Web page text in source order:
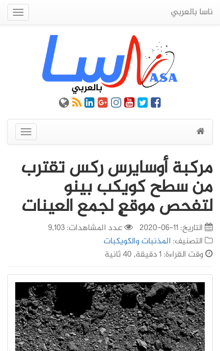
ناسا بالعربي
عرض
القائمة
مركبة أوسايرس ركس تقترب
من سطح كويكب بينو
لتفحص موقعٍ لجمع العينات
التاريخ: 11-06-2020
عدد المشاهدات: 9,103
التصنيف: المذنبات والكويكبات
وقت القراءة: 1 دقيقة, 40 ثانية